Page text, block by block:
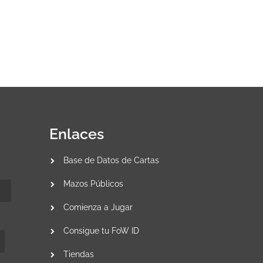
Enlaces
Base de Datos de Cartas
Mazos Públicos
Comienza a Jugar
Consigue tu FoW ID
Tiendas